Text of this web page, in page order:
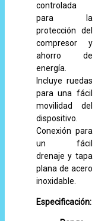
controlada
para la
protección del
compresor y
ahorro de
energía.
Incluye ruedas
para una fácil
movilidad del
dispositivo.
Conexión para
un fácil
drenaje y tapa
plana de acero
inoxidable.
Especificación: